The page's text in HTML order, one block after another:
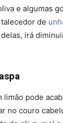
e algumas
de
irá
limão pode
no couro